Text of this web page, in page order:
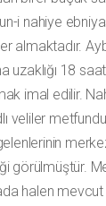
i nahiye
almaktadır.
uzaklığı 18
imal edilir.
veliler
görülmüştür.
halen